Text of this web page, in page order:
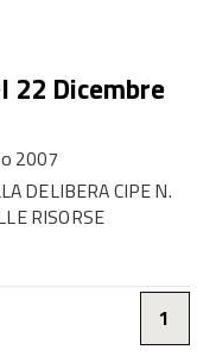
22 Dicembre
2007
DELIBERA CIPE N.
RISORSE
1